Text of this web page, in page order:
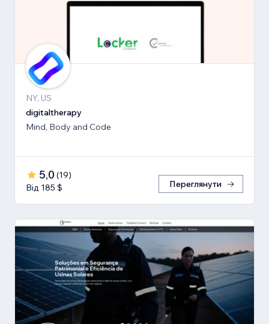
NY, US
digitaltherapy
Mind, Body and Code
5,0 (19)
Від 185 $
Переглянути